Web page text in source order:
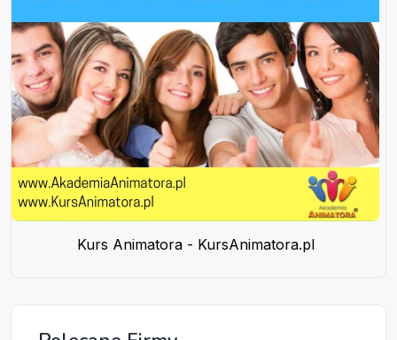
Kurs Animatora - KursAnimatora.pl